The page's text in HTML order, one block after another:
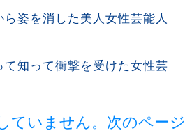
姿を消した美人女性芸能人
て知って衝撃を受けた女性芸
ていません。次のページ